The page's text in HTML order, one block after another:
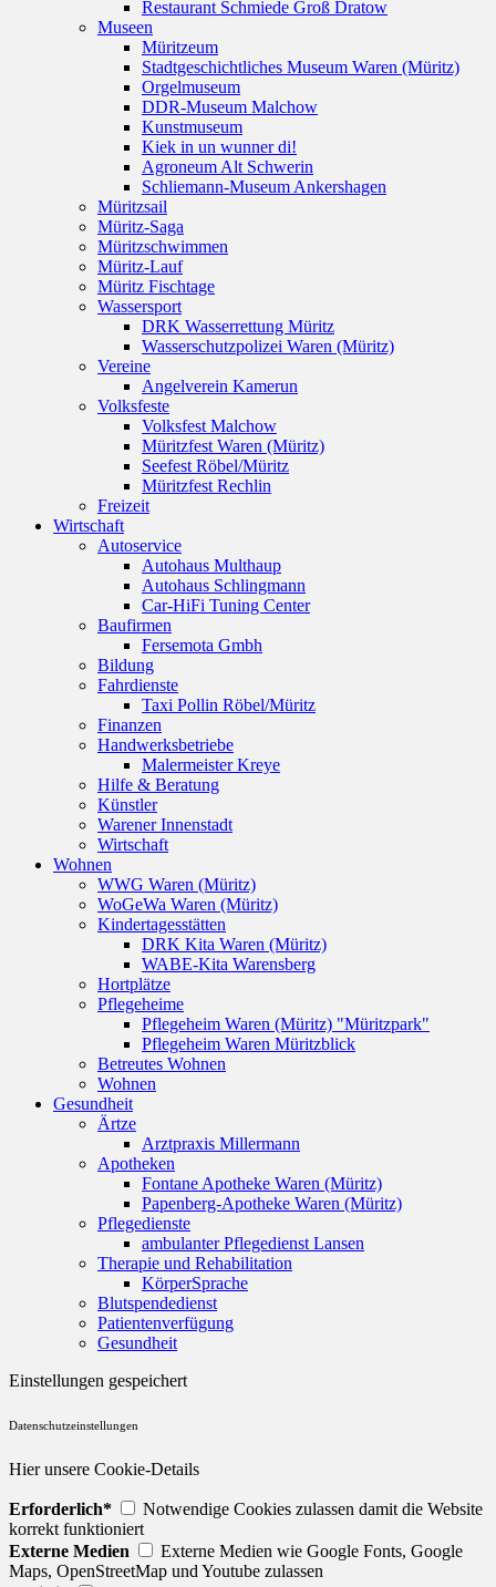
Restaurant Schmiede Groß Dratow
Museen
Müritzeum
Stadtgeschichtliches Museum Waren (Müritz)
Orgelmuseum
DDR-Museum Malchow
Kunstmuseum
Kiek in un wunner di!
Agroneum Alt Schwerin
Schliemann-Museum Ankershagen
Müritzsail
Müritz-Saga
Müritzschwimmen
Müritz-Lauf
Müritz Fischtage
Wassersport
DRK Wasserrettung Müritz
Wasserschutzpolizei Waren (Müritz)
Vereine
Angelverein Kamerun
Volksfeste
Volksfest Malchow
Müritzfest Waren (Müritz)
Seefest Röbel/Müritz
Müritzfest Rechlin
Freizeit
Wirtschaft
Autoservice
Autohaus Multhaup
Autohaus Schlingmann
Car-HiFi Tuning Center
Baufirmen
Fersemota Gmbh
Bildung
Fahrdienste
Taxi Pollin Röbel/Müritz
Finanzen
Handwerksbetriebe
Malermeister Kreye
Hilfe & Beratung
Künstler
Warener Innenstadt
Wirtschaft
Wohnen
WWG Waren (Müritz)
WoGeWa Waren (Müritz)
Kindertagesstätten
DRK Kita Waren (Müritz)
WABE-Kita Warensberg
Hortplätze
Pflegeheime
Pflegeheim Waren (Müritz) "Müritzpark"
Pflegeheim Waren Müritzblick
Betreutes Wohnen
Wohnen
Gesundheit
Ärtze
Arztpraxis Millermann
Apotheken
Fontane Apotheke Waren (Müritz)
Papenberg-Apotheke Waren (Müritz)
Pflegedienste
ambulanter Pflegedienst Lansen
Therapie und Rehabilitation
KörperSprache
Blutspendedienst
Patientenverfügung
Gesundheit
Einstellungen gespeichert
Datenschutzeinstellungen
Hier unsere Cookie-Details
Erforderlich*
Notwendige Cookies zulassen damit die Website
korrekt funktioniert
Externe Medien
Externe Medien wie Google Fonts, Google
Maps, OpenStreetMap und Youtube zulassen